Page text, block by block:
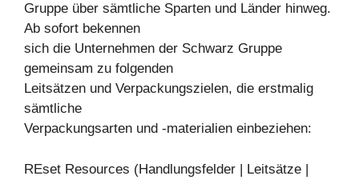
Gruppe über sämtliche Sparten und Länder hinweg.
Ab sofort bekennen
sich die Unternehmen der Schwarz Gruppe
gemeinsam zu folgenden
Leitsätzen und Verpackungszielen, die erstmalig
sämtliche
Verpackungsarten und -materialien einbeziehen:
REset Resources (Handlungsfelder | Leitsätze |